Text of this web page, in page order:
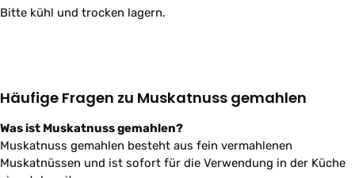
Bitte kühl und trocken lagern.
Häufige Fragen zu Muskatnuss gemahlen
Was ist Muskatnuss gemahlen?
Muskatnuss gemahlen besteht aus fein vermahlenen
Muskatnüssen und ist sofort für die Verwendung in der Küche